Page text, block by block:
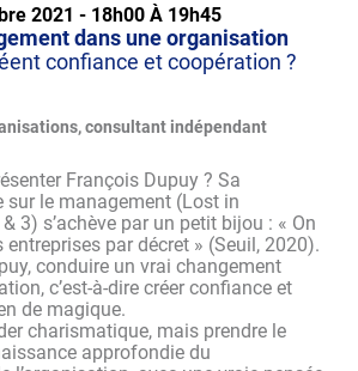
2021 - 18h00 À 19h45
dans une organisation
confiance et coopération ?
consultant indépendant
François Dupuy ? Sa
sur le management (Lost in
3) s’achève par un petit bijou : « On
entreprises par décret » (Seuil, 2020).
conduire un vrai changement
c’est-à-dire créer confiance et
de magique.
charismatique, mais prendre le
approfondie du